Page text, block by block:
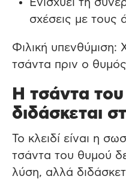
Ενισχύει τη
σχέσεις με τους
Φιλική υπενθύμιση:
τσάντα πριν ο
Η τσάντα
διδάσκεται
Το κλειδί είναι η
τσάντα του θυμού
λύση, αλλά